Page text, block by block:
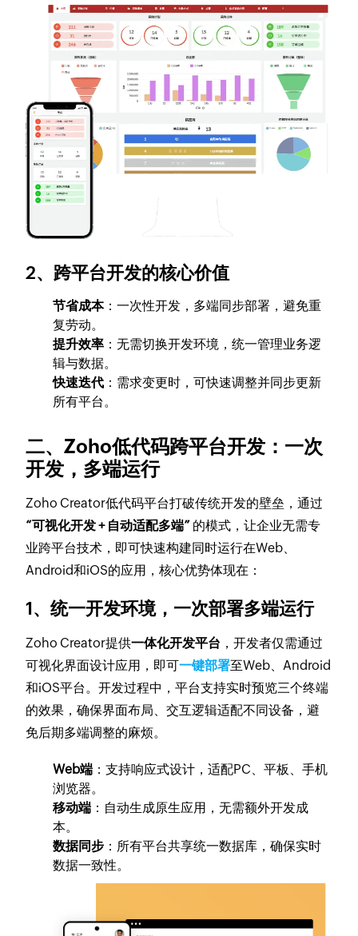
2、跨平台开发的核心价值
节省成本：一次性开发，多端同步部署，避免重
复劳动。
提升效率 ：无需切换开发环境，统一管理业务逻
辑与数据。
快速迭代 ：需求变更时，可快速调整并同步更新
所有平台。
二、Zoho低代码跨平台开发：一次
开发，多端运行
Zoho Creator低代码平台打破传统开发的壁垒，通过
“可视化开发 + 自动适配多端” 的模式，让企业无需专
业跨平台技术，即可快速构建同时运行在Web、
Android和iOS的应用，核心优势体现在：
1、统一开发环境，一次部署多端运行
Zoho Creator提供一体化开发平台 ，开发者仅需通过
可视化界面设计应用，即可一键部署至Web、Android
和iOS平台。开发过程中，平台支持实时预览三个终端
的效果，确保界面布局、交互逻辑适配不同设备，避
免后期多端调整的麻烦。
Web端 ：支持响应式设计，适配PC、平板、手机
浏览器。
移动端 ：自动生成原生应用，无需额外开发成
本。
数据同步 ：所有平台共享统一数据库，确保实时
数据一致性。